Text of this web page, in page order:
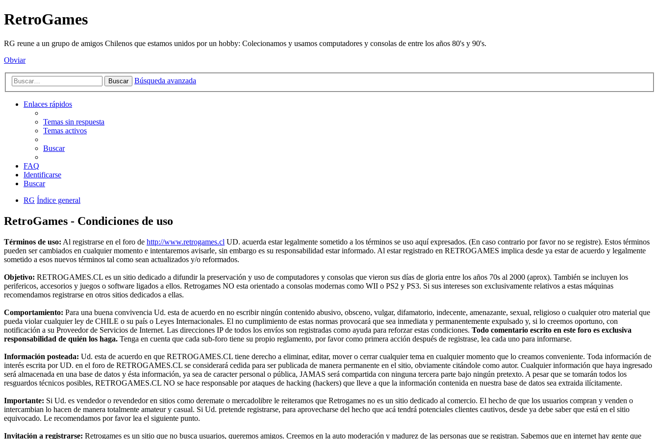
RetroGames
RG reune a un grupo de amigos Chilenos que estamos unidos por un hobby: Colecionamos y usamos computadores y consolas de entre los años 80's y 90's.
Obviar
Buscar Búsqueda avanzada
Enlaces rápidos
Temas sin respuesta
Temas activos
Buscar
FAQ
Identificarse
Buscar
RG Índice general
RetroGames - Condiciones de uso
Términos de uso: Al registrarse en el foro de http://www.retrogames.cl UD. acuerda estar legalmente sometido a los términos se uso aquí expresados. (En caso contrario por favor no se registre). Estos términos
pueden ser cambiados en cualquier momento e intentaremos avisarle, sin embargo es su responsabilidad estar informado. Al estar registrado en RETROGAMES implica desde ya estar de acuerdo y legalmente
sometido a esos nuevos términos tal como sean actualizados y/o reformados.
Objetivo: RETROGAMES.CL es un sitio dedicado a difundir la preservación y uso de computadores y consolas que vieron sus días de gloria entre los años 70s al 2000 (aprox). También se incluyen los
perifericos, accesorios y juegos o software ligados a ellos. Retrogames NO esta orientado a consolas modernas como WII o PS2 y PS3. Si sus intereses son exclusivamente relativos a estas máquinas
recomendamos registrarse en otros sitios dedicados a ellas.
Comportamiento: Para una buena convivencia Ud. esta de acuerdo en no escribir ningún contenido abusivo, obsceno, vulgar, difamatorio, indecente, amenazante, sexual, religioso o cualquier otro material que
pueda violar cualquier ley de CHILE o su país o Leyes Internacionales. El no cumplimiento de estas normas provocará que sea inmediata y permanentemente expulsado y, si lo creemos oportuno, con
notificación a su Proveedor de Servicios de Internet. Las direcciones IP de todos los envíos son registradas como ayuda para reforzar estas condiciones. Todo comentario escrito en este foro es exclusiva
responsabilidad de quién los haga. Tenga en cuenta que cada sub-foro tiene su propio reglamento, por favor como primera acción después de registrase, lea cada uno para informarse.
Información posteada: Ud. esta de acuerdo en que RETROGAMES.CL tiene derecho a eliminar, editar, mover o cerrar cualquier tema en cualquier momento que lo creamos conveniente. Toda información de
interés escrita por UD. en el foro de RETROGAMES.CL se considerará cedida para ser publicada de manera permanente en el sitio, obviamente citándole como autor. Cualquier información que haya ingresado
será almacenada en una base de datos y ésta información, ya sea de caracter personal o pública, JAMAS será compartida con ninguna tercera parte bajo ningún pretexto. A pesar que se tomarán todos los
resguardos técnicos posibles, RETROGAMES.CL NO se hace responsable por ataques de hacking (hackers) que lleve a que la información contenida en nuestra base de datos sea extraida ilícitamente.
Importante: Si Ud. es vendedor o revendedor en sitios como deremate o mercadolibre le reiteramos que Retrogames no es un sitio dedicado al comercio. El hecho de que los usuarios compran y venden o
intercambian lo hacen de manera totalmente amateur y casual. Si Ud. pretende registrarse, para aprovecharse del hecho que acá tendrá potenciales clientes cautivos, desde ya debe saber que está en el sitio
equivocado. Le recomendamos por favor lea el siguiente punto.
Invitación a registrarse: Retrogames es un sitio que no busca usuarios, queremos amigos. Creemos en la auto moderación y madurez de las personas que se registran. Sabemos que en internet hay gente que